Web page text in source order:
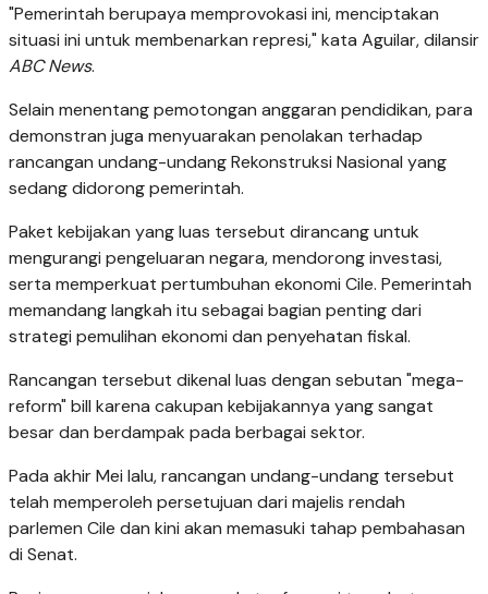
"Pemerintah berupaya memprovokasi ini, menciptakan
situasi ini untuk membenarkan represi," kata Aguilar, dilansir
ABC News.
Selain menentang pemotongan anggaran pendidikan, para
demonstran juga menyuarakan penolakan terhadap
rancangan undang-undang Rekonstruksi Nasional yang
sedang didorong pemerintah.
Paket kebijakan yang luas tersebut dirancang untuk
mengurangi pengeluaran negara, mendorong investasi,
serta memperkuat pertumbuhan ekonomi Cile. Pemerintah
memandang langkah itu sebagai bagian penting dari
strategi pemulihan ekonomi dan penyehatan fiskal.
Rancangan tersebut dikenal luas dengan sebutan "mega-
reform" bill karena cakupan kebijakannya yang sangat
besar dan berdampak pada berbagai sektor.
Pada akhir Mei lalu, rancangan undang-undang tersebut
telah memperoleh persetujuan dari majelis rendah
parlemen Cile dan kini akan memasuki tahap pembahasan
di Senat.